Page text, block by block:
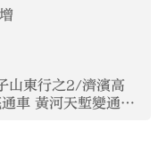
山東行之2/濟濱高
車 黃河天塹變通途